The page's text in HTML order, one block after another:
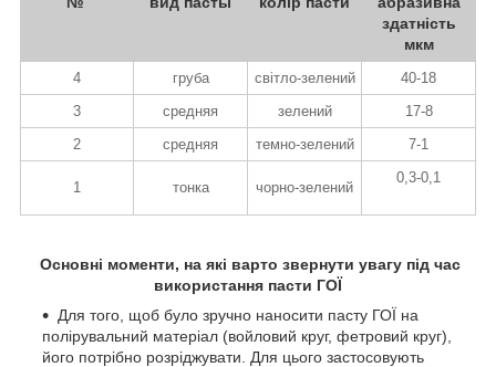
здатність
мкм
4 груба світло-зелений
40-18
3
средняя зелений
17-8
2
средняя темно-зелений 7-1
1 тонка чорно-зелений
0,3-0,1
Основні моменти, на які варто звернути увагу під час
використання пасти ГОЇ
Для того, щоб було зручно наносити пасту ГОЇ на
полірувальний матеріал (войловий круг, фетровий круг),
його потрібно розріджувати. Для цього застосовують